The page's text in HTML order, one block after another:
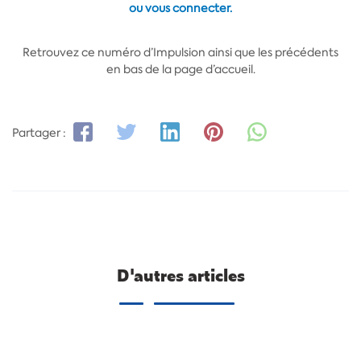
ou vous connecter.
Retrouvez ce numéro d’Impulsion ainsi que les précédents
en bas de la page d’accueil.
Partager :
D'autres articles